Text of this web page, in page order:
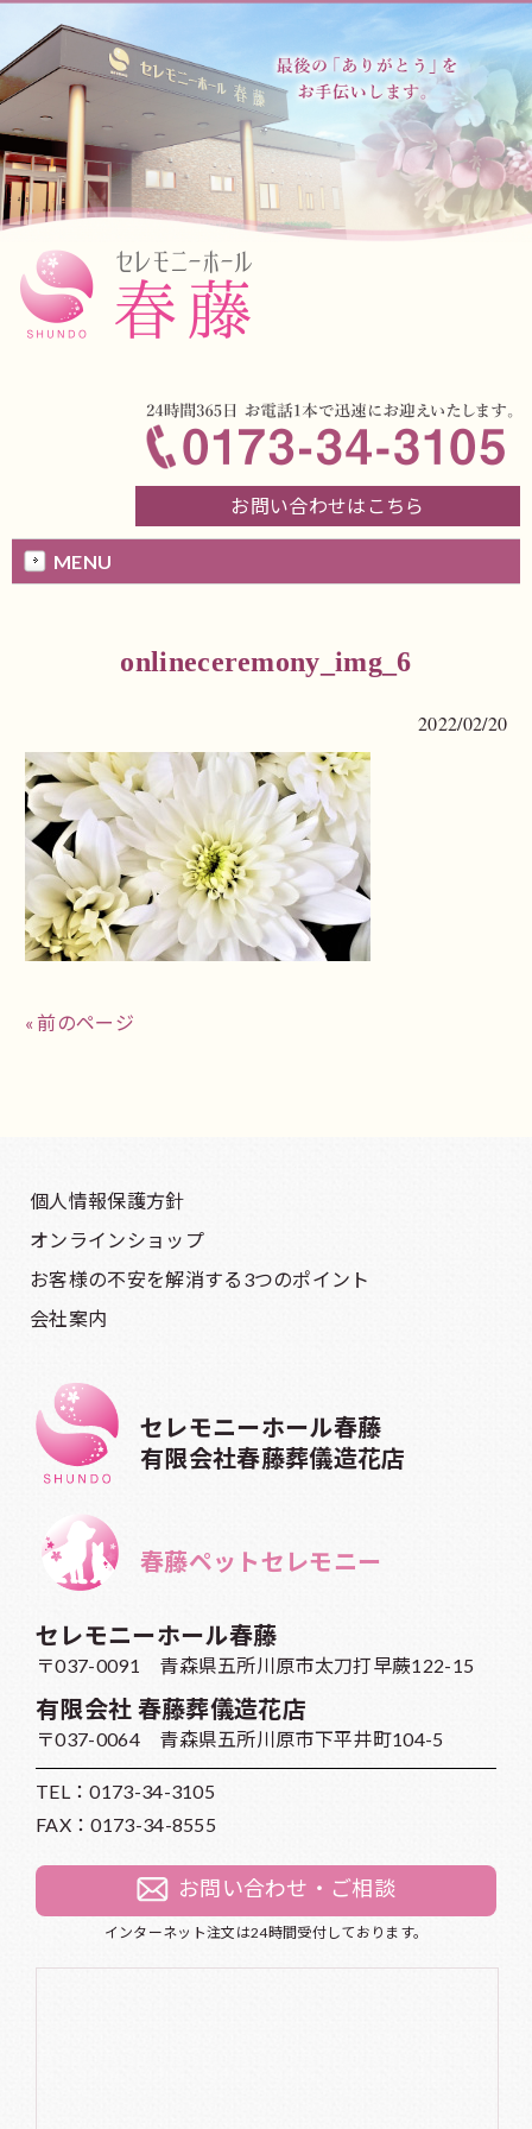
お問い合わせはこちら
MENU
onlineceremony_img_6
2022/02/20
« 前のページ
個人情報保護方針
オンラインショップ
お客様の不安を解消する3つのポイント
会社案内
セレモニーホール春藤
有限会社春藤葬儀造花店
春藤ペットセレモニー
セレモニーホール春藤
〒037-0091 青森県五所川原市太刀打早蕨122-15
有限会社 春藤葬儀造花店
〒037-0064 青森県五所川原市下平井町104-5
TEL：0173-34-3105
FAX：0173-34-8555
お問い合わせ・ご相談
インターネット注文は24時間受付しております。